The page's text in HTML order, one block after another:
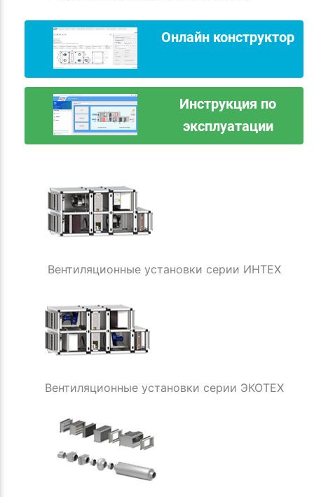
Онлайн конструктор
Инструкция по
эксплуатации
Вентиляционные установки серии ИНТЕХ
Вентиляционные установки серии ЭКОТЕХ